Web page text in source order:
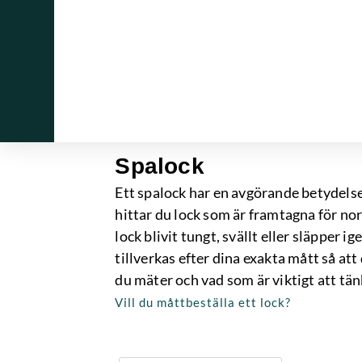
Spalock
Ett spalock har en avgörande
hittar du lock som är framtagna för
lock blivit tungt, svällt eller släpper
tillverkas efter dina exakta mått så
du mäter och vad som är viktigt att
Vill du måttbeställa ett lock?